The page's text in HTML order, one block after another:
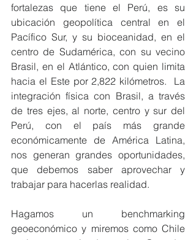
fortalezas que tiene el Perú, es su
ubicación geopolítica central en el
Pacífico Sur, y su bioceanidad, en el
centro de Sudamérica, con su vecino
Brasil, en el Atlántico, con quien limita
hacia el Este por 2,822 kilómetros.  La
integración física con Brasil, a través
de tres ejes, al norte, centro y sur del
Perú, con el país más grande
económicamente de América Latina,
nos generan grandes oportunidades,
que debemos saber aprovechar y
trabajar para hacerlas realidad.
Hagamos un benchmarking
geoeconómico y miremos como Chile